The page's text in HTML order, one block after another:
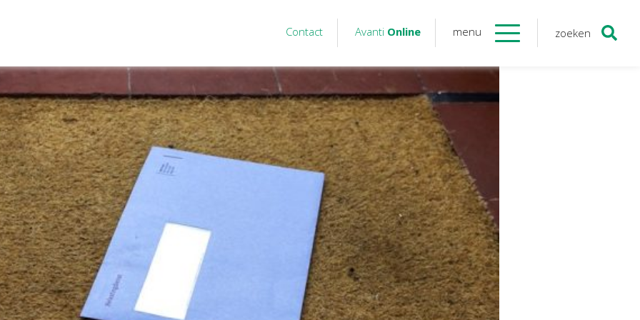
Contact Avanti Online menu zoeken
personeel
advies
Purmerend
Nieuws&informatie
Nieuwsbrief
Nieuwsoverzicht
Handige links
Downloads
Contact
AvantiOnline
Twinfield – Boekhouden
BaseCone – Facturen
Visionplanner – Rapportage
Klantenportaal – Online dossiers
Online Salaris – Salarissen
Nextens-Accorderen aangiften